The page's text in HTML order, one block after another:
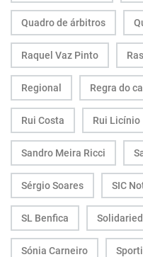
Quadro de árbitros
Raquel Vaz Pinto
Regional Regra do
Rui Costa Rui Licínio
Sandro Meira Ricci
Sérgio Soares SIC
SL Benfica
Sónia Carneiro